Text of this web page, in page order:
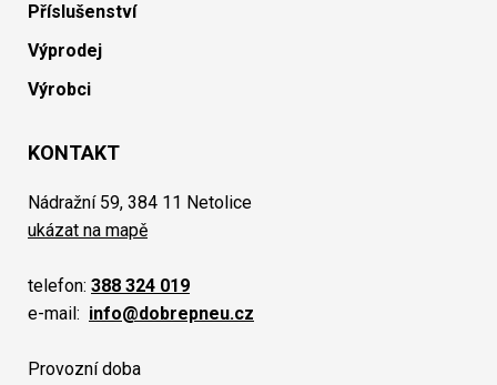
Příslušenství
Výprodej
Výrobci
KONTAKT
Nádražní 59, 384 11 Netolice
ukázat na mapě
telefon: 388 324 019
e-mail: info@dobrepneu.cz
Provozní doba